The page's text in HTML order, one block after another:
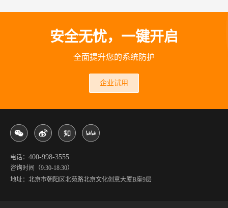
安全无忧，一键开启
全面提升您的系统防护
企业试用
电话： 400-998-3555
咨询时间（9:30-18:30）
地址：北京市朝阳区北苑路北京文化创意大厦B座9层